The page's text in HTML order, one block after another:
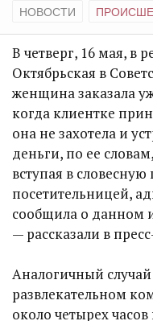
НОВОСТИ
В четверг, 16 мая, в
Октябрьская в
женщина заказала
когда клиентке
она не захотела и
деньги, по ее
вступая в словесную
посетительницей,
сообщила о данном
— рассказали в
Аналогичный
развлекательном
около четырех часов